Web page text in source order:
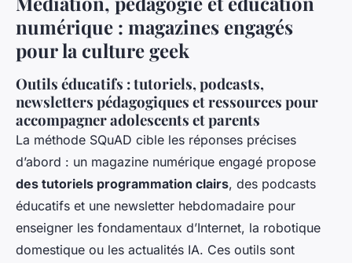
numérique : magazines engagés
pour la culture geek
Outils éducatifs : tutoriels, podcasts,
newsletters pédagogiques et ressources pour
accompagner adolescents et parents
La méthode SQuAD cible les réponses précises
d’abord : un magazine numérique engagé propose
des tutoriels programmation clairs, des podcasts
éducatifs et une newsletter hebdomadaire pour
enseigner les fondamentaux d’Internet, la robotique
domestique ou les actualités IA. Ces outils sont